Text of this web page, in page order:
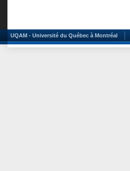
UQAM - Université du Québec à Montréal